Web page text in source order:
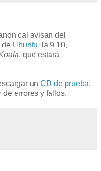
avisan del
de Ubuntu, la 9.10,
, que estará
un CD de prueba,
errores y fallos.